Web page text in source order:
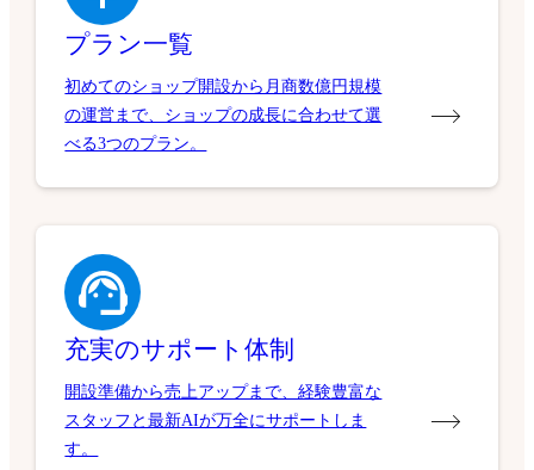
プラン一覧
初めてのショップ開設から月商数億円規模
の運営まで、ショップの成長に合わせて選
べる3つのプラン。
充実のサポート体制
開設準備から売上アップまで、経験豊富な
スタッフと最新AIが万全にサポートしま
す。